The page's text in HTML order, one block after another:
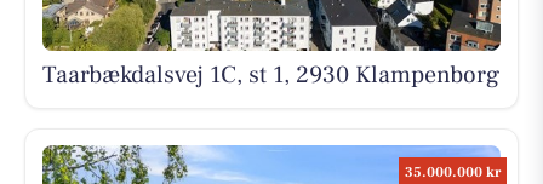
Taarbækdalsvej 1C, st 1, 2930 Klampenborg
35.000.000 kr